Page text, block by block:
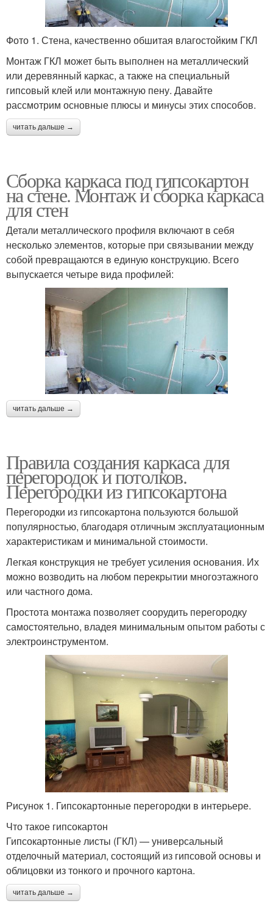
Фото 1. Стена, качественно обшитая влагостойким ГКЛ
Монтаж ГКЛ может быть выполнен на металлический
или деревянный каркас, а также на специальный
гипсовый клей или монтажную пену. Давайте
рассмотрим основные плюсы и минусы этих способов.
читать дальше →
Сборка каркаса под гипсокартон
на стене. Монтаж и сборка каркаса
для стен
Детали металлического профиля включают в себя
несколько элементов, которые при связывании между
собой превращаются в единую конструкцию. Всего
выпускается четыре вида профилей:
читать дальше →
Правила создания каркаса для
перегородок и потолков.
Перегородки из гипсокартона
Перегородки из гипсокартона пользуются большой
популярностью, благодаря отличным эксплуатационным
характеристикам и минимальной стоимости.
Легкая конструкция не требует усиления основания. Их
можно возводить на любом перекрытии многоэтажного
или частного дома.
Простота монтажа позволяет соорудить перегородку
самостоятельно, владея минимальным опытом работы с
электроинструментом.
Рисунок 1. Гипсокартонные перегородки в интерьере.
Что такое гипсокартон
Гипсокартонные листы (ГКЛ) — универсальный
отделочный материал, состоящий из гипсовой основы и
облицовки из тонкого и прочного картона.
читать дальше →